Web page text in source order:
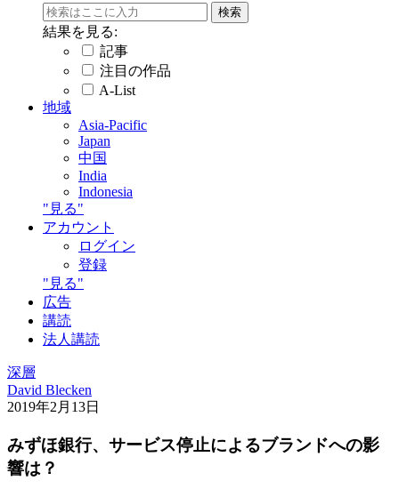
結果を見る:
記事
注目の作品
A-List
地域
Asia-Pacific
Japan
中国
India
Indonesia
"見る"
アカウント
ログイン
登録
"見る"
広告
講読
法人講読
深層
David Blecken
2019年2月13日
みずほ銀行、サービス停止によるブランドへの影
響は？